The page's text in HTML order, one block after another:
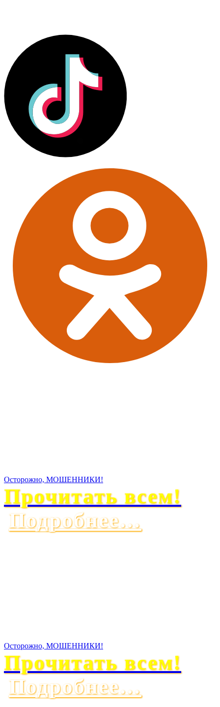
Осторожно, МОШЕННИКИ!
Прочитать всем!
Подробнее…
Осторожно, МОШЕННИКИ!
Прочитать всем!
Подробнее…